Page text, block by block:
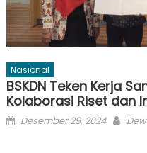
Nasional
BSKDN Teken Kerja
Kolaborasi Riset dan
Posted
Desember 29, 2024